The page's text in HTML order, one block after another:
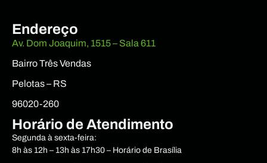
Endereço
Av. Dom Joaquim, 1515 – Sala 611
Bairro Três Vendas
Pelotas – RS
96020-260
Horário de Atendimento
Segunda à sexta-feira:
8h às 12h – 13h às 17h30 – Horário de Brasília